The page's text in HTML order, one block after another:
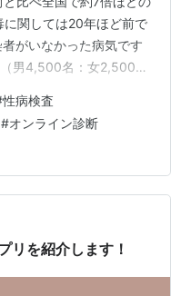
関しては20年ほど前で
がいなかった病気です
男4,500名：女2,500
県と大都市に集中して
では、高知県や岡山
されており全国に広が
しょう。 性病の広がり
たりからと言われており
性病検査
#オンライン診断
リを紹介します！